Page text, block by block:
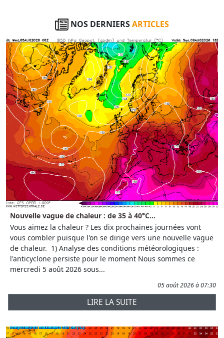
NOS DERNIERSARTICLES
Nouvelle vague de chaleur : de 35 à 40°C...
Vous aimez la chaleur ? Les dix prochaines journées vont
vous combler puisque l'on se dirige vers une nouvelle vague
de chaleur. 1) Analyse des conditions météorologiques :
l'anticyclone persiste pour le moment Nous sommes ce
mercredi 5 août 2026 sous...
05 août 2026 à 07:30
LIRE LA SUITE